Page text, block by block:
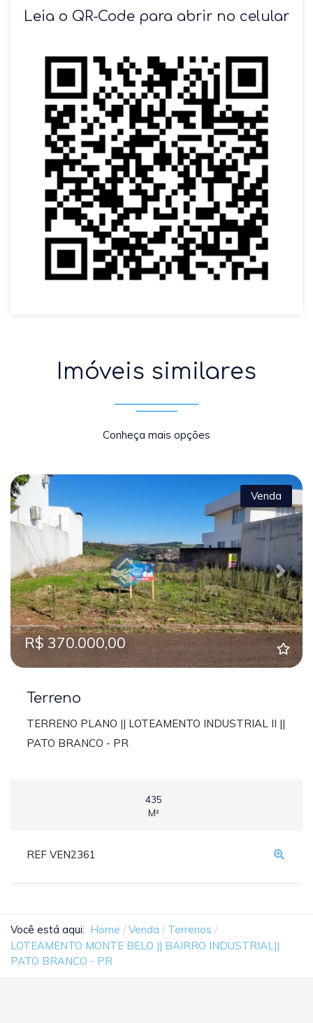
Leia o QR-Code para abrir no celular
Imóveis similares
Conheça mais opções
Previous Next
Venda
R$ 370.000,00
Terreno
TERRENO PLANO || LOTEAMENTO INDUSTRIAL II ||
PATO BRANCO - PR
435
M²
REF VEN2361
Você está aqui: Home Venda
Terrenos
LOTEAMENTO MONTE BELO || BAIRRO INDUSTRIAL||
PATO BRANCO - PR